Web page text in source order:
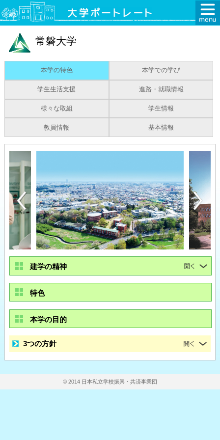
常磐大学
本学の特色 本学での学び
学生生活支援 進路・就職情報
様々な取組 学生情報
教員情報 基本情報
建学の精神
特色
本学の目的
3つの方針
© 2014 日本私立学校振興・共済事業団